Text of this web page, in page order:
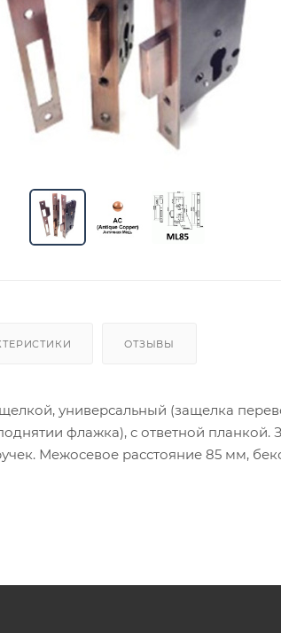
ОТЗЫВЫ
универсальный (защелка
флажка), с ответной планкой.
Межосевое расстояние 85 мм,
оптовыми и окончательными. После